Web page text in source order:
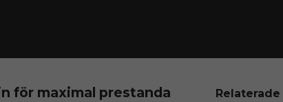
för maximal prestanda